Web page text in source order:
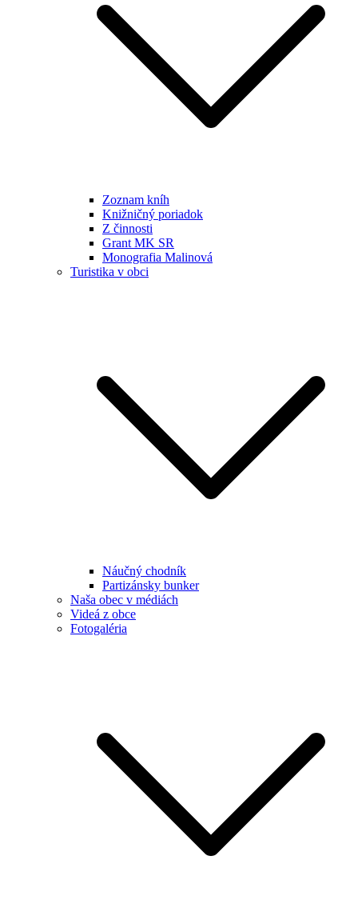
Zoznam kníh
Knižničný poriadok
Z činnosti
Grant MK SR
Monografia Malinová
Turistika v obci
Náučný chodník
Partizánsky bunker
Naša obec v médiách
Videá z obce
Fotogaléria